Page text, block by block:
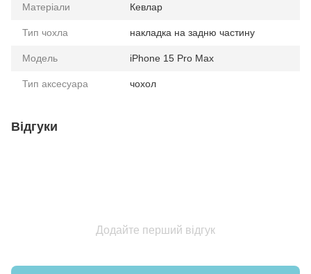
Матеріали Кевлар
Тип чохла накладка на задню частину
Модель iPhone 15 Pro Max
Тип аксесуара чохол
Відгуки
Додайте перший відгук